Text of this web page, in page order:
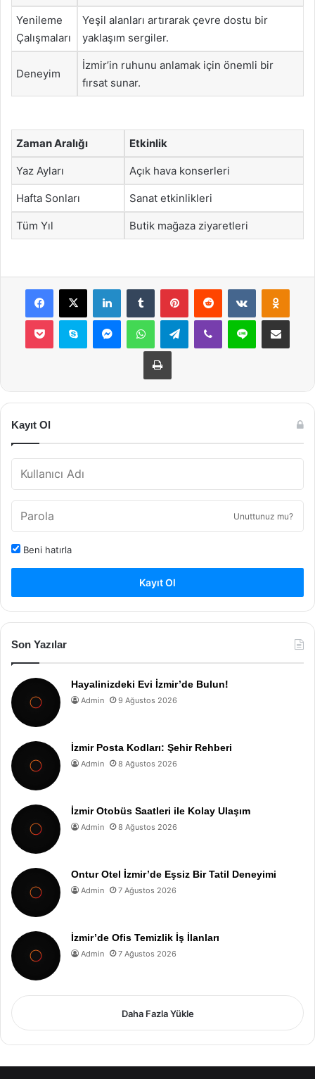
Yenileme
Çalışmaları
Yeşil alanları artırarak çevre dostu bir
yaklaşım sergiler.
Deneyim
İzmir’in ruhunu anlamak için önemli bir
fırsat sunar.
Zaman Aralığı Etkinlik
Yaz Ayları Açık hava konserleri
Hafta Sonları Sanat etkinlikleri
Tüm Yıl Butik mağaza ziyaretleri
Facebook
X LinkedInTumblr PinterestReddit VKontakte
Pocket Skype MessengerWhatsAppTelegramViber Line E-Posta ile
Yazdır
Kayıt Ol
Unuttunuz mu?
Beni hatırla
Kayıt Ol
Son Yazılar
Hayalinizdeki Evi İzmir’de Bulun!
Admin 9 Ağustos 2026
İzmir Posta Kodları: Şehir Rehberi
Admin 8 Ağustos 2026
İzmir Otobüs Saatleri ile Kolay Ulaşım
Admin 8 Ağustos 2026
Ontur Otel İzmir’de Eşsiz Bir Tatil Deneyimi
Admin 7 Ağustos 2026
İzmir’de Ofis Temizlik İş İlanları
Admin 7 Ağustos 2026
Daha Fazla Yükle